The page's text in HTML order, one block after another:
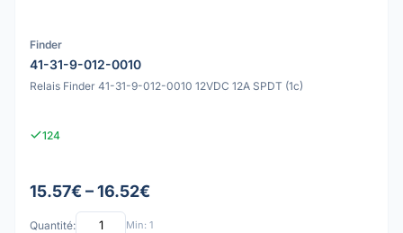
Finder
41-31-9-012-0010
Relais Finder 41-31-9-012-0010 12VDC 12A SPDT (1c)
124
15.57€ – 16.52€
Quantité: Min: 1